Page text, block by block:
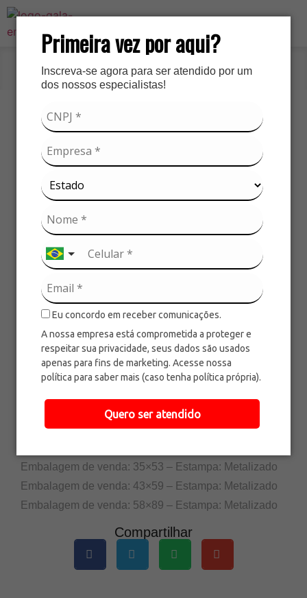
Primeira vez por aqui?
Inscreva-se agora para ser atendido por um
dos nossos especialistas!
Eu concordo em receber comunicações.
A nossa empresa está comprometida a proteger e
respeitar sua privacidade, seus dados são usados
apenas para fins de marketing. Acesse nossa
política para saber mais (caso tenha política própria).
Quero ser atendido
Início»Detalhes
Nome do Produto
sed do eiusmod tempor incididunt ut labore et dolore
magna aliqua. Ut enim ad minim veniam, quis nostrud
exercitation ullamco laboris nisi ut aliquip ex ea
Ref.: 0000Categoria: nome da categoria
Embalagem de venda: 15×22 – Estampa: Metalizado
Embalagem de venda: 15×29 – Estampa: Metalizado
Embalagem de venda: 20×29 – Estampa: Metalizado
Embalagem de venda: 25×35 – Estampa: Metalizado
Embalagem de venda: 35×53 – Estampa: Metalizado
Embalagem de venda: 43×59 – Estampa: Metalizado
Embalagem de venda: 58×89 – Estampa: Metalizado
Compartilhar